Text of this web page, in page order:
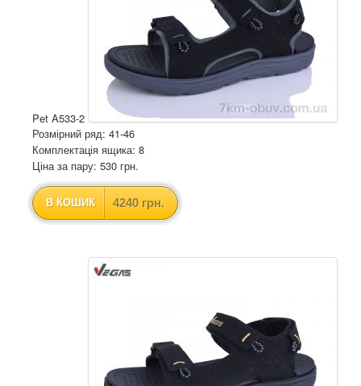
Pet A533-2
Розмірний ряд: 41-46
Комплектація ящика: 8
Ціна за пару: 530 грн.
В КОШИК 4240 грн.